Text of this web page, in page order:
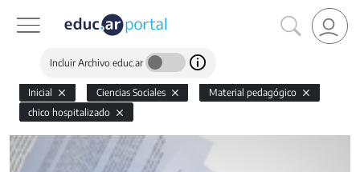
Incluir Archivo educ.ar
Inicial Ciencias Sociales
Material pedagógico
chico hospitalizado